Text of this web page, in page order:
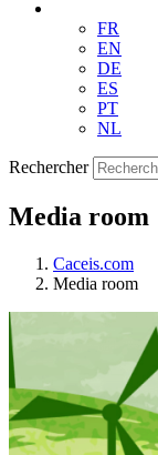
FR
EN
DE
ES
PT
NL
Rechercher
Media room
Caceis.com
Media room